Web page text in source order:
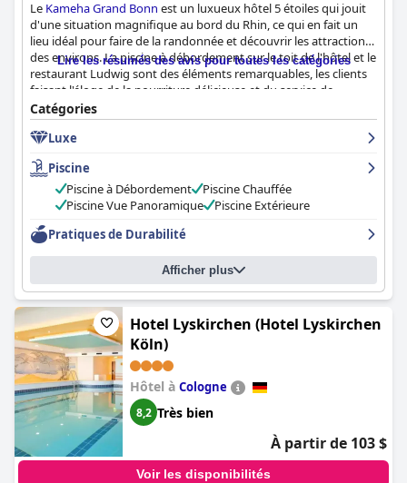
Le Kameha Grand Bonn est un luxueux hôtel 5 étoiles qui jouit
d'une situation magnifique au bord du Rhin, ce qui en fait un
lieu idéal pour faire de la randonnée et découvrir les attractions
des environs. La piscine à débordement sur le toit de l'hôtel et le
restaurant Ludwig sont des éléments remarquables, les clients
faisant l'éloge de la nourriture délicieuse et du service de
premier ordre. Si le petit déjeuner a fait l'objet de critiques
mitigées, les chambres étaient généralement propres,
spacieuses et confortables et offraient de superbes vues. Le
personnel était aimable et arrangeant, bien que certains clients
aient eu des problèmes de communication avec le personnel de
la réception. Le spa et la piscine ont reçu des critiques mitigées,
mais la piscine à débordement a été un point fort pour de
été jugées chères, mais pratiques et sécurisées. Dans l'ensemble,
leKameha Grand Bonnest un hôtel luxueux et impressionnant,
doté d'un service de premier ordre et d'un cadre élégant qui en
font une expérience vraiment spéciale.
Lire les résumés des avis pour toutes les catégories
Catégories
Luxe
Piscine
Piscine à Débordement
Piscine Chauffée
Piscine Vue Panoramique
Piscine Extérieure
Pratiques de Durabilité
Afficher plus
Hotel Lyskirchen (Hotel Lyskirchen
Köln)
Hôtel à Cologne
8,2 Très bien
À partir de 103 $
Voir les disponibilités